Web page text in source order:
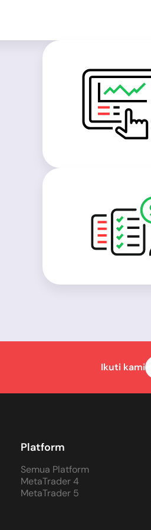
Ikuti kami
Platform
Semua Platform
MetaTrader 4
MetaTrader 5